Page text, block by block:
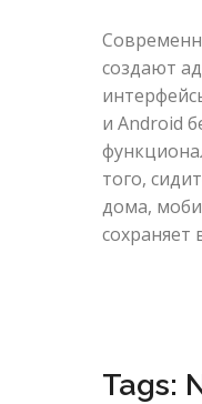
создают
и Android
того,
дома,
сохраняет
Tags: